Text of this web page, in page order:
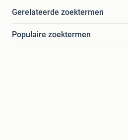
Gerelateerde zoektermen
Populaire zoektermen